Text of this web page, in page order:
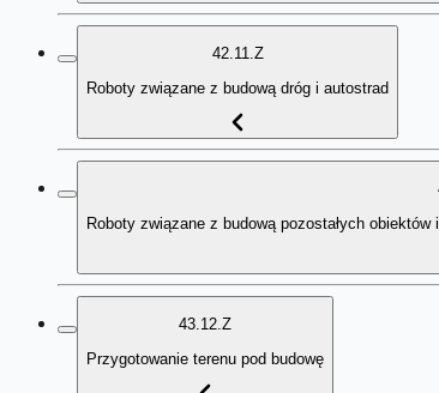
42.11.Z
Roboty związane z budową dróg i autostrad
Roboty związane z budową pozostałych
43.12.Z
Przygotowanie terenu pod budowę